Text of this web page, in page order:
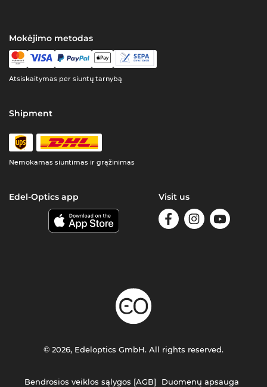
Mokėjimo metodas
Atsiskaitymas per siuntų tarnybą
Shipment
Nemokamas siuntimas ir grąžinimas
Edel-Optics app Visit us
Bendrosios veiklos sąlygos [AGB] Duomenų apsauga
© 2026, Edeloptics GmbH. All rights reserved.